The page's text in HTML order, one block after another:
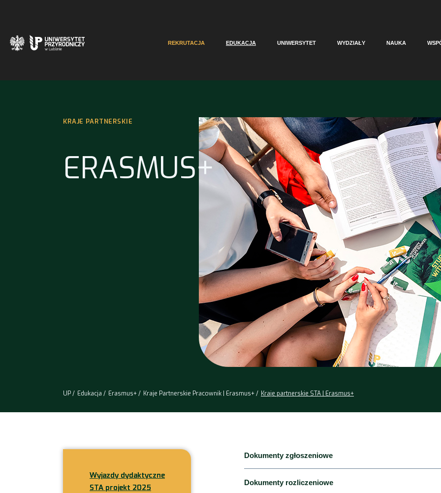
REKRUTACJA EDUKACJA UNIWERSYTET WYDZIAŁY NAUKA
KRAJE PARTNERSKIE
ERASMUS+
UP Edukacja Erasmus+ Kraje Partnerskie Pracownik | Erasmus+ Kraje partnerskie STA | Erasmus+
Wyjazdy dydaktyczne
STA projekt 2025
Dokumenty zgłoszeniowe
Dokumenty rozliczeniowe